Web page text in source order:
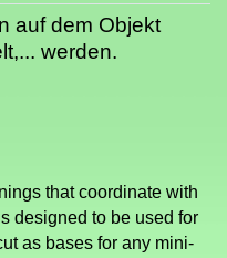
auf dem Objekt
werden.
that coordinate with
designed to be used for
as bases for any mini-